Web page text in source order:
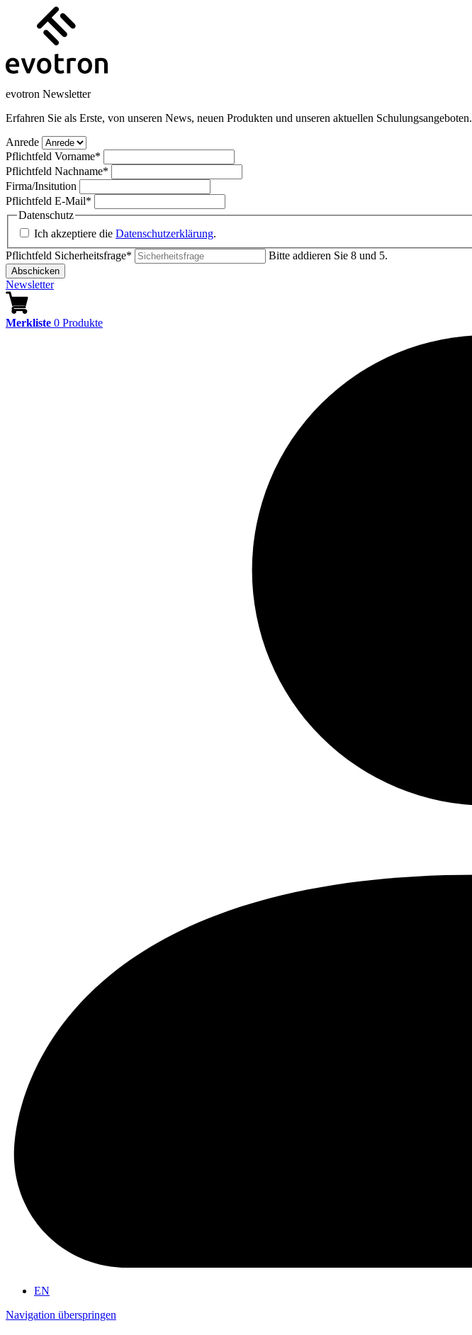
evotron Newsletter
Erfahren Sie als Erste, von unseren News, neuen Produkten und unseren aktuellen Schulungsangeboten.
Anrede
Pflichtfeld Vorname*
Pflichtfeld Nachname*
Firma/Insitution
Pflichtfeld E-Mail*
Datenschutz
Ich akzeptiere die Datenschutzerklärung.
Pflichtfeld Sicherheitsfrage* Bitte addieren Sie 8 und 5.
Abschicken
Newsletter
Merkliste 0 Produkte
EN
Navigation überspringen